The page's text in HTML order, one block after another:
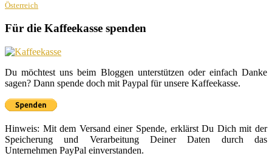
Österreich
Für die Kaffeekasse spenden
Du möchtest uns beim Bloggen unterstützen oder einfach Danke
sagen? Dann spende doch mit Paypal für unsere Kaffeekasse.
Hinweis: Mit dem Versand einer Spende, erklärst Du Dich mit der
Speicherung und Verarbeitung Deiner Daten durch das
Unternehmen PayPal einverstanden.